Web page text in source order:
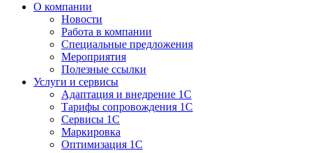
О компании
Новости
Работа в компании
Специальные предложения
Мероприятия
Полезные ссылки
Услуги и сервисы
Адаптация и внедрение 1С
Тарифы сопровождения 1С
Сервисы 1С
Маркировка
Оптимизация 1С